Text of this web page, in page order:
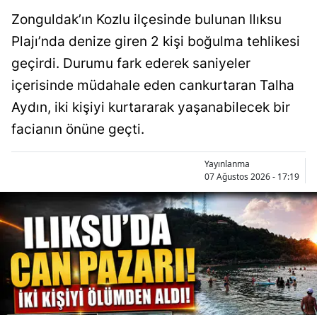
Zonguldak’ın Kozlu ilçesinde bulunan Ilıksu
Plajı’nda denize giren 2 kişi boğulma tehlikesi
geçirdi. Durumu fark ederek saniyeler
içerisinde müdahale eden cankurtaran Talha
Aydın, iki kişiyi kurtararak yaşanabilecek bir
facianın önüne geçti.
Yayınlanma
07 Ağustos 2026 - 17:19